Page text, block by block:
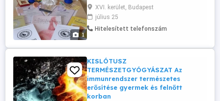
1
köpöly mindenféle betegségre és azok
megelőzésére. Nem masszázs!
Természetgyógyászat
XVI. kerület, Budapest
július 25
Hitelesített telefonszám
KISLÓTUSZ
TERMÉSZETGYÓGYÁSZAT Az
immunrendszer természetes
erősítése gyermek és felnőtt
korban